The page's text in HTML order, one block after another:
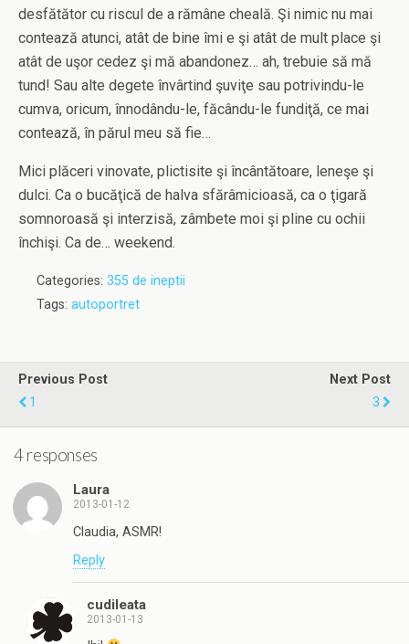
desfătător cu riscul de a rămâne cheală. Şi nimic nu mai
contează atunci, atât de bine îmi e şi atât de mult place şi
atât de uşor cedez şi mă abandonez… ah, trebuie să mă
tund! Sau alte degete învârtind şuviţe sau potrivindu-le
cumva, oricum, înnodându-le, făcându-le fundiţă, ce mai
contează, în părul meu să fie…
Mici plăceri vinovate, plictisite şi încântătoare, leneşe şi
dulci. Ca o bucăţică de halva sfărâmicioasă, ca o ţigară
somnoroasă şi interzisă, zâmbete moi şi pline cu ochii
închişi. Ca de… weekend.
Categories: 355 de ineptii
Tags: autoportret
Previous Post
1
Next Post
3
4 responses
Laura
2013-01-12
Claudia, ASMR!
Reply
cudileata
2013-01-13